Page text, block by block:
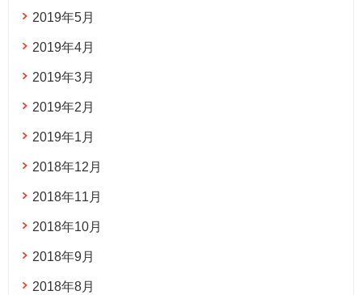
2019年5月
2019年4月
2019年3月
2019年2月
2019年1月
2018年12月
2018年11月
2018年10月
2018年9月
2018年8月